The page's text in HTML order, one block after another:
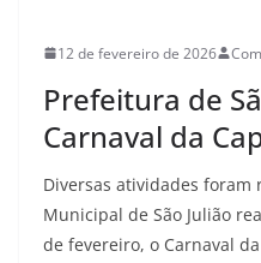
12 de fevereiro de 2026
Prefeitura de
Carnaval da
Diversas atividades foram
Municipal de São Julião
de fevereiro, o Carnaval